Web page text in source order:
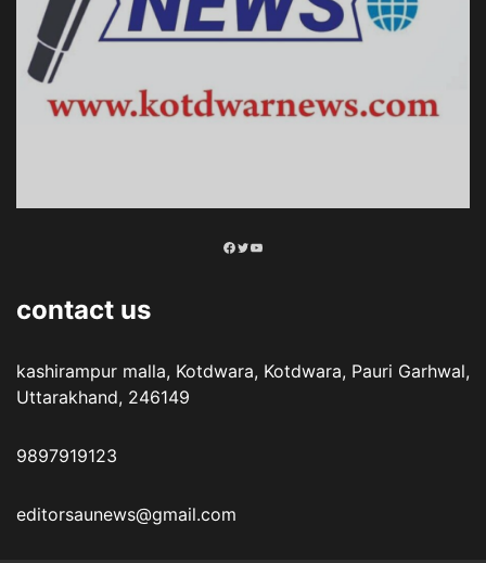
Facebook
Twitter
YouTube
contact us
kashirampur malla, Kotdwara, Kotdwara, Pauri Garhwal,
Uttarakhand, 246149
9897919123
editorsaunews@gmail.com